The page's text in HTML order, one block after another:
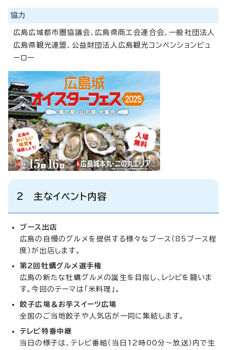
協力
広島広域都市圏協議会、広島県商工会連合会、一般社団法人
広島県観光連盟、公益財団法人広島観光コンベンションビュ
ーロー
2 主なイベント内容
ブース出店
広島の自慢のグルメを提供する様々なブース（85ブース程
度）が出店します。
第2回牡蠣グルメ選手権
広島の新たな牡蠣グルメの誕生を目指し、レシピを競いま
す。今回のテーマは「米料理」。
餃子広場＆お芋スイーツ広場
全国のご当地餃子や人気店が一同に集結します。
テレビ特番中継
当日の様子は、テレビ番組（当日12時00分～放送）内で生